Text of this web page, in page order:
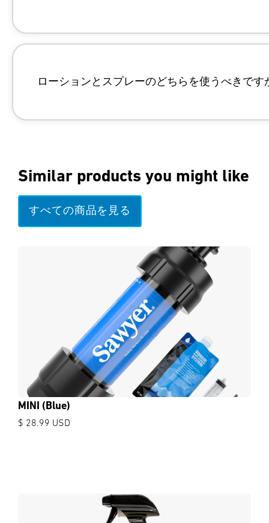
https://help.sawyer.com/en-us/
ローションとスプレーのどちらを使うべきです
Similar products you might like
すべての商品を見る
MINI (Blue)
$ 28.99 USD